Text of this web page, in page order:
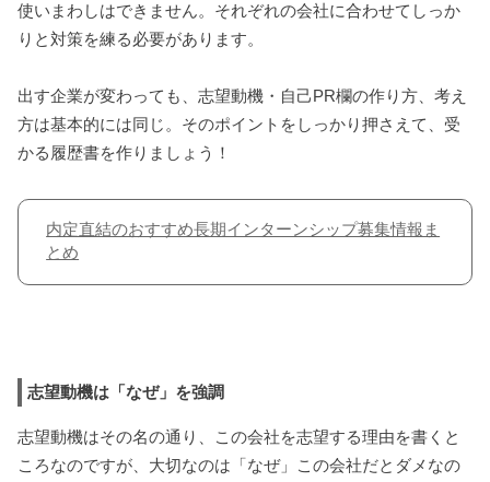
使いまわしはできません。それぞれの会社に合わせてしっか
りと対策を練る必要があります。
出す企業が変わっても、志望動機・自己PR欄の作り方、考え
方は基本的には同じ。そのポイントをしっかり押さえて、受
かる履歴書を作りましょう！
内定直結のおすすめ長期インターンシップ募集情報ま
とめ
志望動機は「なぜ」を強調
志望動機はその名の通り、この会社を志望する理由を書くと
ころなのですが、大切なのは「なぜ」この会社だとダメなの